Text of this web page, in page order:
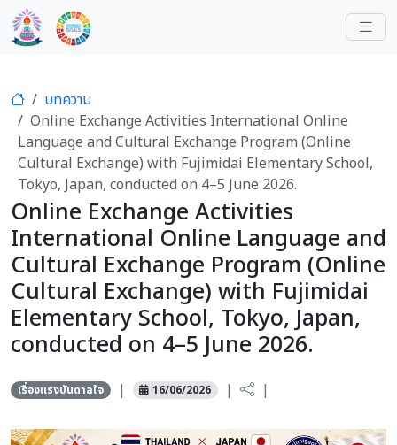
บทความ
Online Exchange Activities International Online
Language and Cultural Exchange Program (Online
Cultural Exchange) with Fujimidai Elementary School,
Tokyo, Japan, conducted on 4–5 June 2026.
Online Exchange Activities
International Online Language and
Cultural Exchange Program (Online
Cultural Exchange) with Fujimidai
Elementary School, Tokyo, Japan,
conducted on 4–5 June 2026.
เรื่องแรงบันดาลใจ | 16/06/2026 | |